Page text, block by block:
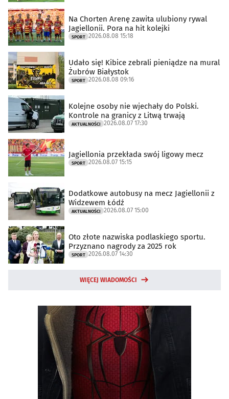
Na Chorten Arenę zawita ulubiony rywal
Jagiellonii. Pora na hit kolejki
SPORT 2026.08.08 15:18
Udało się! Kibice zebrali pieniądze na mural
Żubrów Białystok
SPORT 2026.08.08 09:16
Kolejne osoby nie wjechały do Polski.
Kontrole na granicy z Litwą trwają
AKTUALNOŚCI 2026.08.07 17:30
Jagiellonia przekłada swój ligowy mecz
SPORT 2026.08.07 15:15
Dodatkowe autobusy na mecz Jagiellonii z
Widzewem Łódź
AKTUALNOŚCI 2026.08.07 15:00
Oto złote nazwiska podlaskiego sportu.
Przyznano nagrody za 2025 rok
SPORT 2026.08.07 14:30
WIĘCEJ WIADOMOŚCI